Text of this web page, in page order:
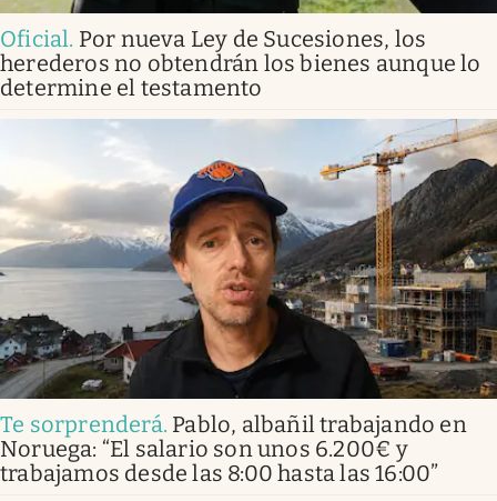
Oficial. Por nueva Ley de Sucesiones, los
herederos no obtendrán los bienes aunque lo
determine el testamento
Te sorprenderá. Pablo, albañil trabajando en
Noruega: “El salario son unos 6.200€ y
trabajamos desde las 8:00 hasta las 16:00”